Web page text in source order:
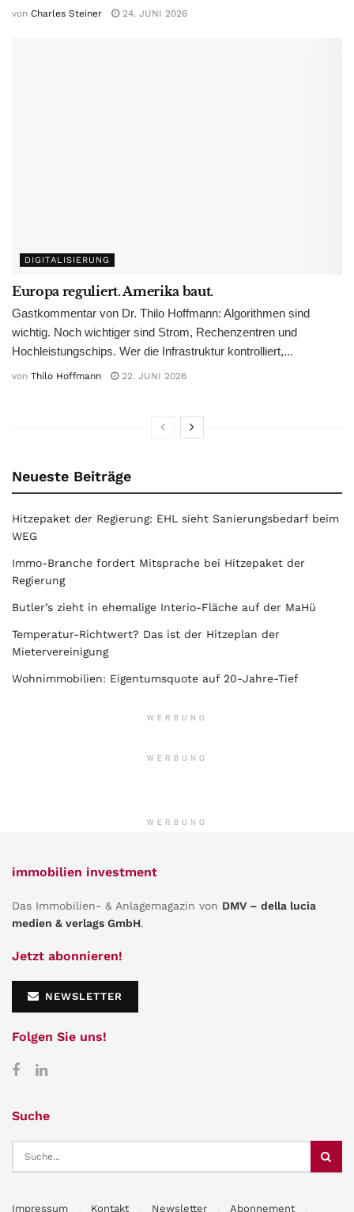
von Charles Steiner 24. JUNI 2026
DIGITALISIERUNG
Europa reguliert. Amerika baut.
Gastkommentar von Dr. Thilo Hoffmann: Algorithmen sind
wichtig. Noch wichtiger sind Strom, Rechenzentren und
Hochleistungschips. Wer die Infrastruktur kontrolliert,...
von Thilo Hoffmann 22. JUNI 2026
Neueste Beiträge
Hitzepaket der Regierung: EHL sieht Sanierungsbedarf beim
WEG
Immo-Branche fordert Mitsprache bei Hitzepaket der
Regierung
Butler’s zieht in ehemalige Interio-Fläche auf der MaHü
Temperatur-Richtwert? Das ist der Hitzeplan der
Mietervereinigung
Wohnimmobilien: Eigentumsquote auf 20-Jahre-Tief
WERBUNG
WERBUNG
WERBUNG
immobilien investment
Das Immobilien- & Anlagemagazin von DMV – della lucia
medien & verlags GmbH.
Jetzt abonnieren!
NEWSLETTER
Folgen Sie uns!
Suche
Impressum Kontakt Newsletter Abonnement